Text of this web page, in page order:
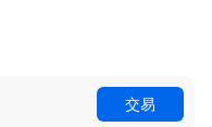
交易